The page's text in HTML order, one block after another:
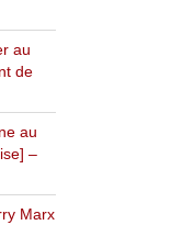
au
de
au
–
Marx